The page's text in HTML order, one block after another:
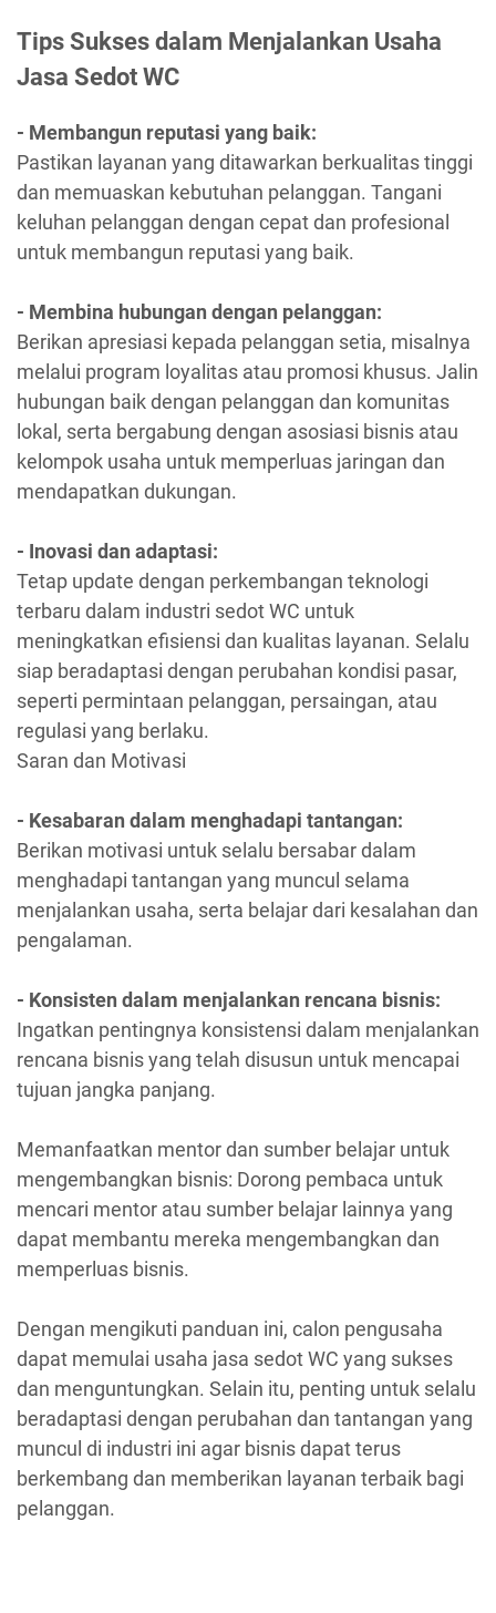
Tips Sukses dalam Menjalankan Usaha
Jasa Sedot WC
- Membangun reputasi yang baik:
Pastikan layanan yang ditawarkan berkualitas tinggi
dan memuaskan kebutuhan pelanggan. Tangani
keluhan pelanggan dengan cepat dan profesional
untuk membangun reputasi yang baik.
- Membina hubungan dengan pelanggan:
Berikan apresiasi kepada pelanggan setia, misalnya
melalui program loyalitas atau promosi khusus. Jalin
hubungan baik dengan pelanggan dan komunitas
lokal, serta bergabung dengan asosiasi bisnis atau
kelompok usaha untuk memperluas jaringan dan
mendapatkan dukungan.
- Inovasi dan adaptasi:
Tetap update dengan perkembangan teknologi
terbaru dalam industri sedot WC untuk
meningkatkan efisiensi dan kualitas layanan. Selalu
siap beradaptasi dengan perubahan kondisi pasar,
seperti permintaan pelanggan, persaingan, atau
regulasi yang berlaku.
Saran dan Motivasi
- Kesabaran dalam menghadapi tantangan:
Berikan motivasi untuk selalu bersabar dalam
menghadapi tantangan yang muncul selama
menjalankan usaha, serta belajar dari kesalahan dan
pengalaman.
- Konsisten dalam menjalankan rencana bisnis:
Ingatkan pentingnya konsistensi dalam menjalankan
rencana bisnis yang telah disusun untuk mencapai
tujuan jangka panjang.
Memanfaatkan mentor dan sumber belajar untuk
mengembangkan bisnis: Dorong pembaca untuk
mencari mentor atau sumber belajar lainnya yang
dapat membantu mereka mengembangkan dan
memperluas bisnis.
Dengan mengikuti panduan ini, calon pengusaha
dapat memulai usaha jasa sedot WC yang sukses
dan menguntungkan. Selain itu, penting untuk selalu
beradaptasi dengan perubahan dan tantangan yang
muncul di industri ini agar bisnis dapat terus
berkembang dan memberikan layanan terbaik bagi
pelanggan.